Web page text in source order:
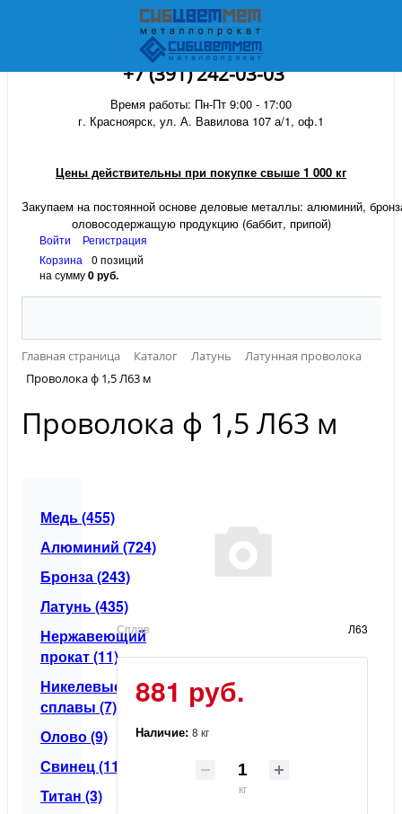
+7 (391) 242-03-03
Время работы: Пн-Пт 9:00 - 17:00
г. Красноярск, ул. А. Вавилова 107 а/1, оф.1
Цены действительны при покупке свыше 1 000 кг
Закупаем на постоянной основе деловые металлы: алюминий,
оловосодержащую продукцию (баббит, припой)
Войти
Регистрация
Корзина
0 позиций
на сумму0 руб.
Главная страница Каталог Латунь
Латунная проволока
Проволока ф 1,5 Л63 м
Проволока ф 1,5 Л63 м
Медь (455)
Алюминий (724)
Бронза (243)
Латунь (435)
Нержавеющий
прокат (11)
Никелевые
сплавы (7)
Олово (9)
Свинец (11)
Титан (3)
Сплав Л63
881 руб.
Наличие: 8 кг
кг